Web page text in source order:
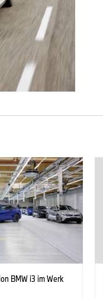
BMW i3 im Werk